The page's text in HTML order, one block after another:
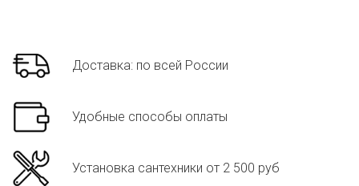
Доставка: по всей России
Удобные способы оплаты
Установка сантехники от 2 500 руб